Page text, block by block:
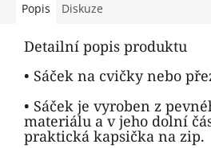
Popis Diskuze
Detailní popis produktu
• Sáček na cvičky nebo
• Sáček je vyroben z
materiálu a v jeho dolní
praktická kapsička na zip.